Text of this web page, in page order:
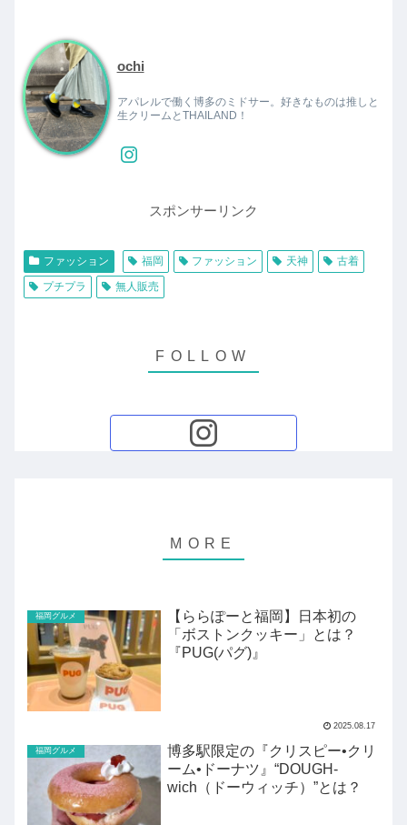
ochi
アパレルで働く博多のミドサー。好きなものは推しと
生クリームとTHAILAND！
スポンサーリンク
ファッション 福岡 ファッション 天神
古着
プチプラ
無人販売
福岡グルメ
【ららぽーと福岡】日本初の
「ボストンクッキー」とは？
『PUG(パグ)』
2025.08.17
福岡グルメ
博多駅限定の『クリスピー•クリ
ーム•ドーナツ』“DOUGH-
wich（ドーウィッチ）”とは？